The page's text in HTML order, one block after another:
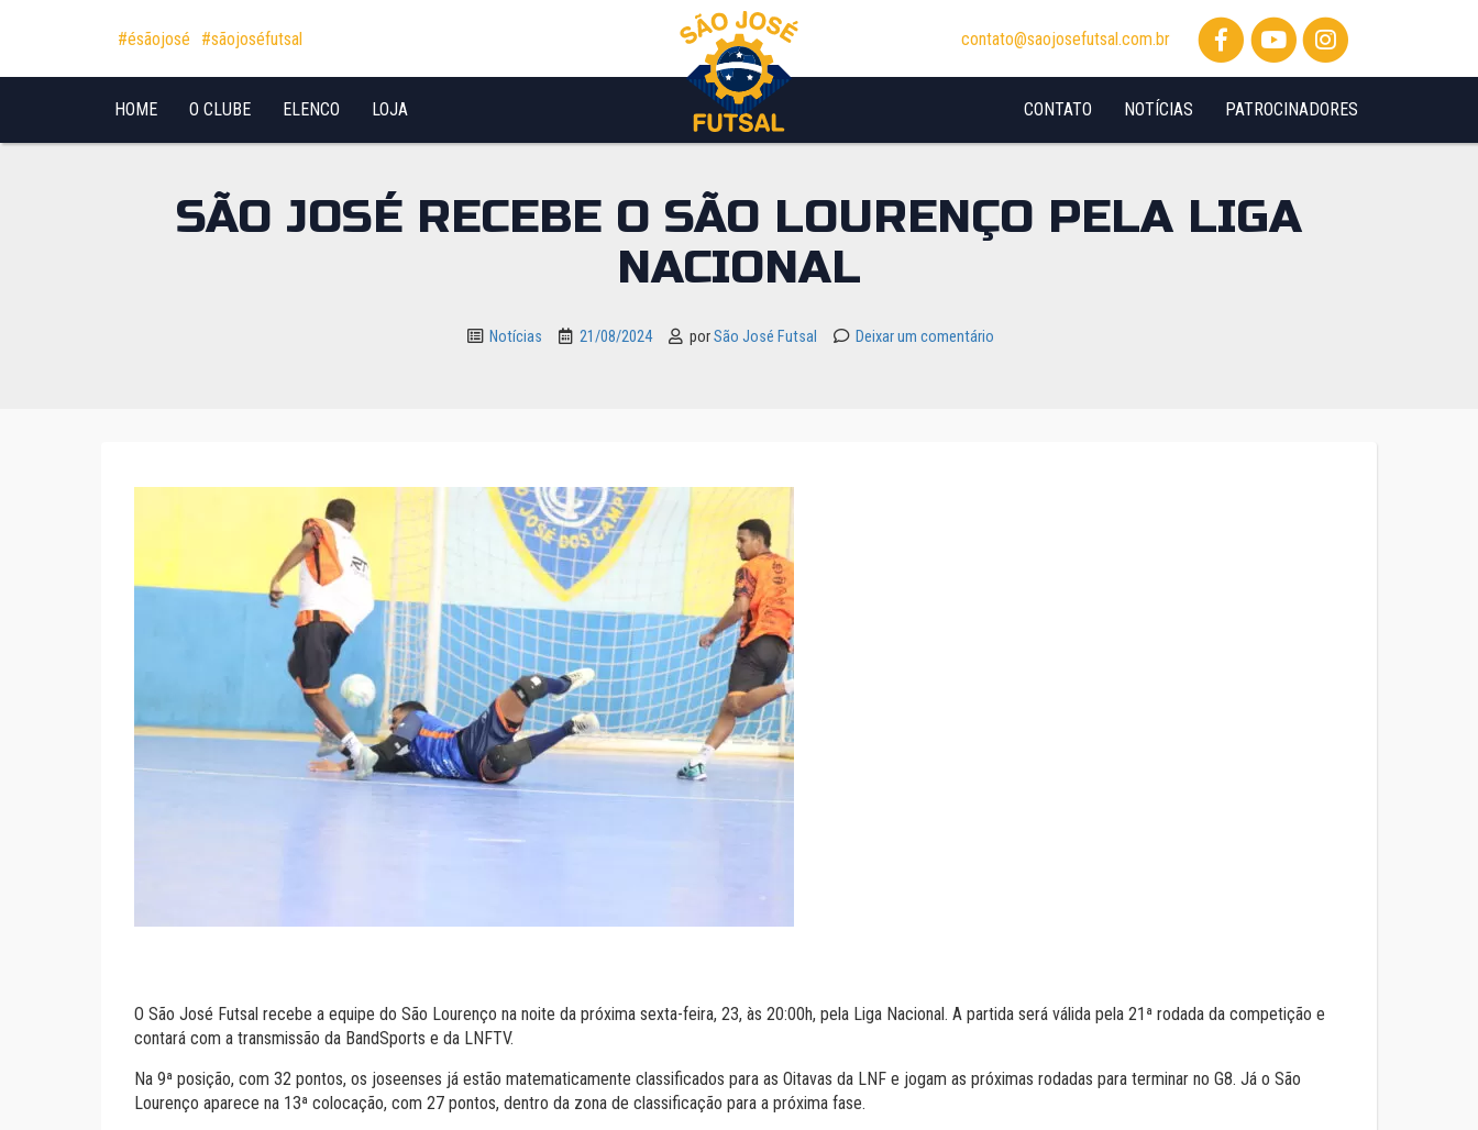
Pular para o conteúdo
#ésãojosé #sãojoséfutsal contato@saojosefutsal.com.br
HOME O CLUBE ELENCO LOJA PATROCINADORES
NOTÍCIAS
CONTATO
SÃO JOSÉ RECEBE O SÃO LOURENÇO PELA LIGA
NACIONAL
Notícias 21/08/2024 porSão José Futsal Deixar um comentário
O São José Futsal recebe a equipe do São Lourenço na noite da próxima sexta-feira, 23, às 20:00h, pela Liga Nacional. A partida será válida pela 21ª rodada da competição e
contará com a transmissão da BandSports e da LNFTV.
Na 9ª posição, com 32 pontos, os joseenses já estão matematicamente classificados para as Oitavas da LNF e jogam as próximas rodadas para terminar no G8. Já o São
Lourenço aparece na 13ª colocação, com 27 pontos, dentro da zona de classificação para a próxima fase.